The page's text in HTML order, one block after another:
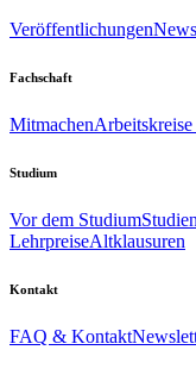
VeröffentlichungenNews
Fachschaft
Mitmachen
Studium
Vor dem Studium
LehrpreiseAltklausuren
Kontakt
FAQ & Kontakt